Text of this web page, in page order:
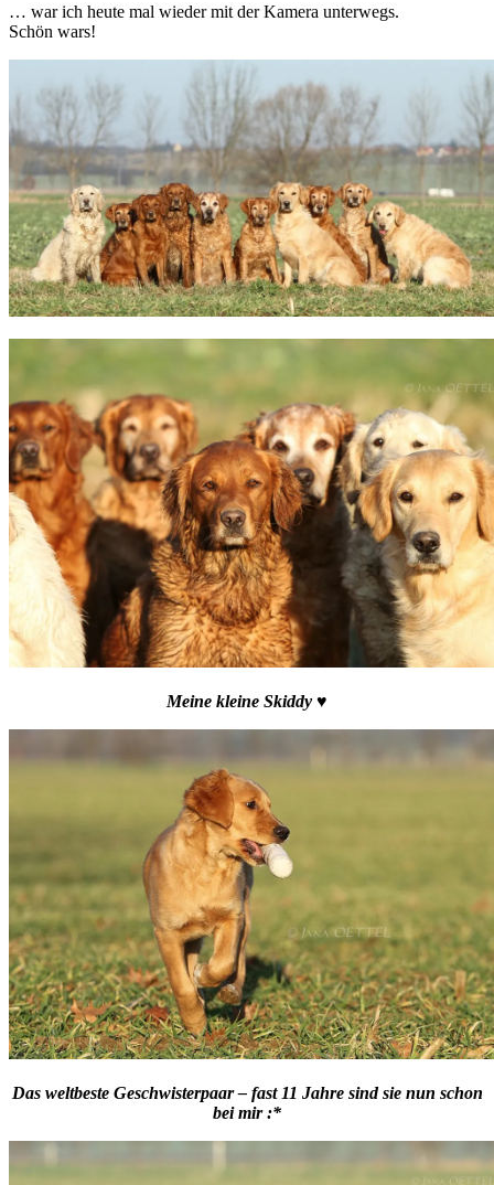
… war ich heute mal wieder mit der Kamera unterwegs.
Schön wars!
Meine kleine Skiddy ♥
Das weltbeste Geschwisterpaar – fast 11 Jahre sind sie nun schon
bei mir :*